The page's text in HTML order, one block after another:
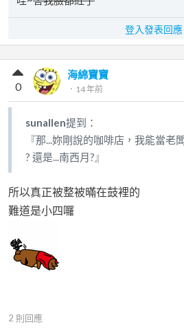
登入發表回應
海綿寶寶
． 14 年前
0
sunallen提到：
『那...妳剛說的咖啡店，我能當老
? 還是...南西月?』
所以真正被整被暪在鼓裡的
難道是小四囉
2 則回應